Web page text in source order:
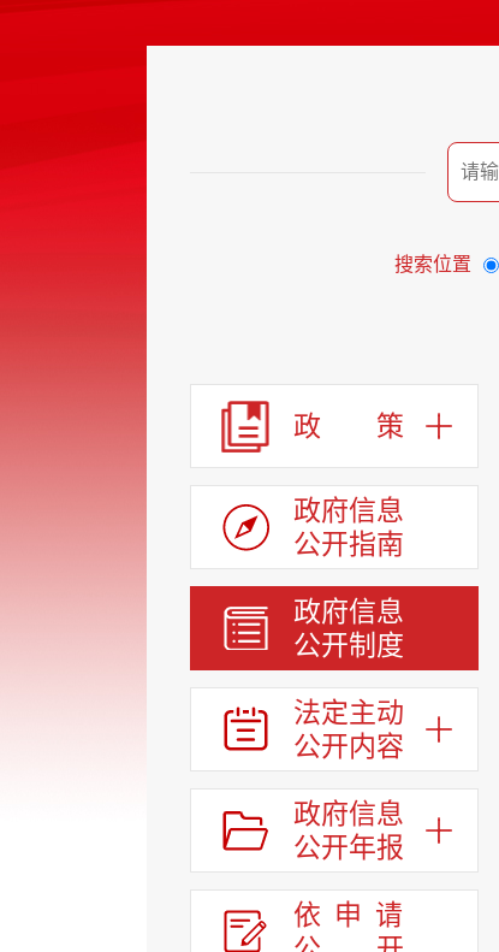
搜索位置
政 策
政府信息
公开指南
政府信息
公开制度
法定主动
公开内容
政府信息
公开年报
依申请